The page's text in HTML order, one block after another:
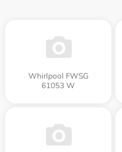
Whirlpool FWSG
61053 W